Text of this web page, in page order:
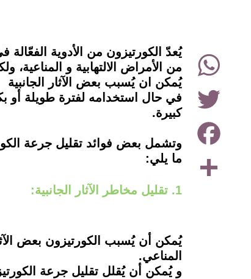
Share
Facebook
Twitter
WhatsAppيُعدّ الكورتيزون من الأدوية الفعّالة
من الأمراض الالتهابية و المناعية،
يُمكن ان يُسبب بعض الآثار الجانبية
في حال استخدامه لفترة طويلة أو
كبيرة.
وتشمل بعض فوائد تقليل جرعة
ما يلي:
1. تقليل مخاطر الآثار الجانبية:
يُمكن أن يُسبب الكورتيزون بعض
المناعي.
و يُمكن أن يُقلل تقليل جرعة